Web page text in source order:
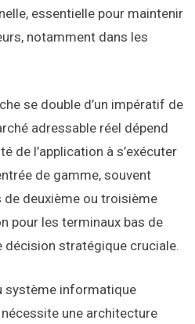
essentielle pour maintenir
notamment dans les
se double d’un impératif de
adressable réel dépend
de l’application à s’exécuter
de gamme, souvent
deuxième ou troisième
pour les terminaux bas de
décision stratégique cruciale.
système informatique
une architecture